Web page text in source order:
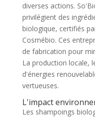
diverses actions.
privilégient des
biologique, certifiés
Cosmébio. Ces
de fabrication pour
La production locale,
d'énergies
vertueuses.
L'impact
Les shampoings